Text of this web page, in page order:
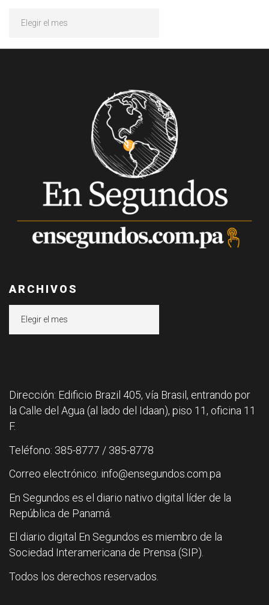
ARCHIVOS
Dirección: Edificio Brazil 405, vía Brasil, entrando por
la Calle del Agua (al lado del Idaan), piso 11, oficina 11
F.
Teléfono: 385-8777 / 385-8778
Correo electrónico: info@ensegundos.com.pa
En Segundos es el diario nativo digital líder de la
República de Panamá.
El diario digital En Segundos es miembro de la
Sociedad Interamericana de Prensa (SIP).
Todos los derechos reservados.